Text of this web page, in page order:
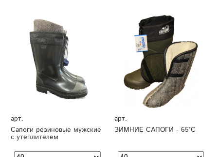
арт.
Сапоги резиновые мужские
с утеплителем
арт.
ЗИМНИЕ САПОГИ - 65°C